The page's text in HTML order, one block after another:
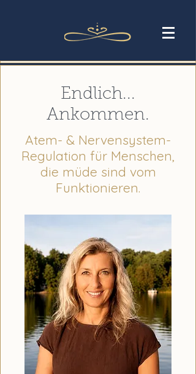
Endlich...
Ankommen.
Atem- & Nervensystem-
Regulation für Menschen,
die müde sind vom
Funktionieren.